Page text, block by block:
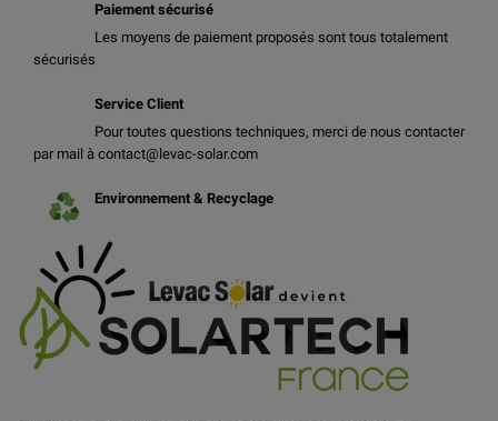
Paiement sécurisé
Les moyens de paiement proposés sont tous totalement
sécurisés
Service Client
Pour toutes questions techniques, merci de nous contacter
par mail à contact@levac-solar.com
Environnement & Recyclage